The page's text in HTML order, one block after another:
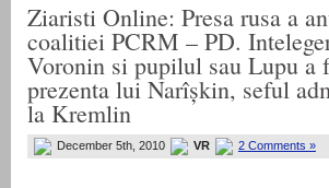
Ziaristi Online: Presa rusa a
coalitiei PCRM – PD.
Voronin si pupilul sau Lupu a
prezenta lui Narîșkin, seful
la Kremlin
December 5th, 2010 VR 2 Comments »